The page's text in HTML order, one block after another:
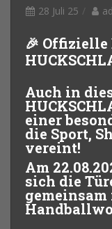
28 Juli 25
🎉
Auch in
einer
die Sport,
vereint!
Am
sich die
gemeinsam